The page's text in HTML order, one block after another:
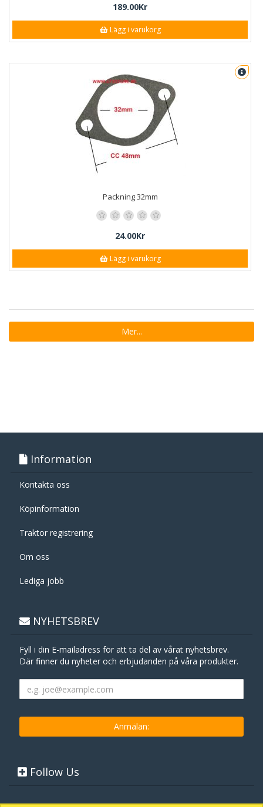
189.00Kr
Lägg i varukorg
Packning 32mm
24.00Kr
Lägg i varukorg
Mer...
Information
Kontakta oss
Köpinformation
Traktor registrering
Om oss
Lediga jobb
NYHETSBREV
Fyll i din E-mailadress för att ta del av vårat nyhetsbrev.
Där finner du nyheter och erbjudanden på våra produkter.
Follow Us